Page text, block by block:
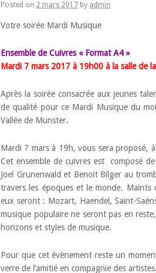
Posted on 2 mars 2017 by admin
Votre soirée Mardi Musique
Ensemble de Cuivres « Format A4 »
Mardi 7 mars 2017 à 19h00 à la salle de
Après la soirée consacrée aux jeunes
de qualité pour ce Mardi Musique du
Vallée de Munster.
Mardi 7 mars à 19h, vous sera proposé,
Cet ensemble de cuivres est composé
Joel Grunenwald et Benoit Bilger au
travers les époques et le monde. Maints
eux seront : Mozart, Haendel, Saint-
musique populaire ne seront pas en
horizons et styles de musique.
Pour que cet évènement reste un
verre de l’amitié en compagnie des artistes.